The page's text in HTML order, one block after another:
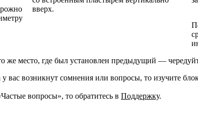
вверх.
же место, где был установлен предыдущий —
вас возникнут сомнения или вопросы, то изучите
вопросы», то обратитесь в Поддержку.